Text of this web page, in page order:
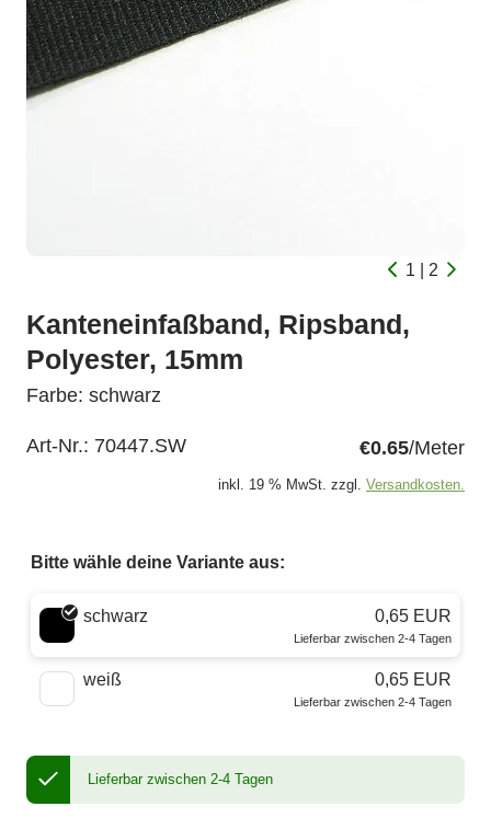
1 | 2
Kanteneinfaßband, Ripsband,
Polyester, 15mm
Farbe: schwarz
Art-Nr.: 70447.SW €0.65/Meter
inkl. 19 % MwSt. zzgl. Versandkosten.
Bitte wähle deine Variante aus:
Wähle eine Farbe
schwarz 0,65 EUR
Lieferbar zwischen 2-4 Tagen
weiß 0,65 EUR
Lieferbar zwischen 2-4 Tagen
Lieferbar zwischen 2-4 Tagen